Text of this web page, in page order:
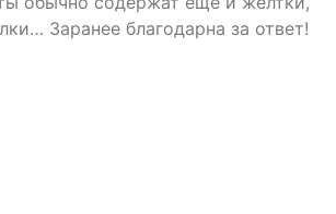
Заранее благодарна за ответ!